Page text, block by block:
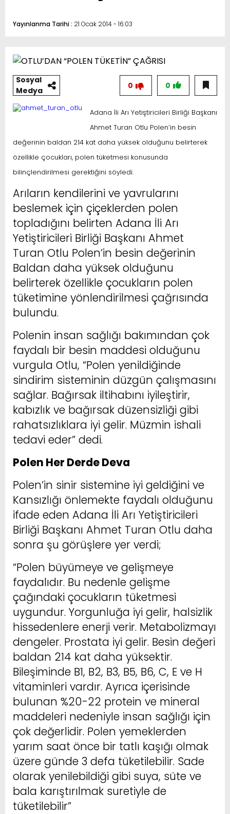
Yayınlanma Tarihi : 21 Ocak 2014 - 16:03
Sosyal
Medya
0
0
Adana İli Arı Yetiştiricileri Birliği Başkanı
Ahmet Turan Otlu Polen’in besin
değerinin baldan 214 kat daha yüksek olduğunu belirterek
özellikle çocukları, polen tüketmesi konusunda
bilinçlendirilmesi gerektiğini söyledi.
Arıların kendilerini ve yavrularını
beslemek için çiçeklerden polen
topladığını belirten Adana İli Arı
Yetiştiricileri Birliği Başkanı Ahmet
Turan Otlu Polen’in besin değerinin
Baldan daha yüksek olduğunu
belirterek özellikle çocukların polen
tüketimine yönlendirilmesi çağrısında
bulundu.
Polenin insan sağlığı bakımından çok
faydalı bir besin maddesi olduğunu
vurgula Otlu, “Polen yenildiğinde
sindirim sisteminin düzgün çalışmasını
sağlar. Bağırsak iltihabını iyileştirir,
kabızlık ve bağırsak düzensizliği gibi
rahatsızlıklara iyi gelir. Müzmin ishali
tedavi eder” dedi.
Polen Her Derde Deva
Polen’in sinir sistemine iyi geldiğini ve
Kansızlığı önlemekte faydalı olduğunu
ifade eden Adana İli Arı Yetiştiricileri
Birliği Başkanı Ahmet Turan Otlu daha
sonra şu görüşlere yer verdi;
“Polen büyümeye ve gelişmeye
faydalıdır. Bu nedenle gelişme
çağındaki çocukların tüketmesi
uygundur. Yorgunluğa iyi gelir, halsizlik
hissedenlere enerji verir. Metabolizmayı
dengeler. Prostata iyi gelir. Besin değeri
baldan 214 kat daha yüksektir.
Bileşiminde B1, B2, B3, B5, B6, C, E ve H
vitaminleri vardır. Ayrıca içerisinde
bulunan %20-22 protein ve mineral
maddeleri nedeniyle insan sağlığı için
çok değerlidir. Polen yemeklerden
yarım saat önce bir tatlı kaşığı olmak
üzere günde 3 defa tüketilebilir. Sade
olarak yenilebildiği gibi suya, süte ve
bala karıştırılmak suretiyle de
tüketilebilir”